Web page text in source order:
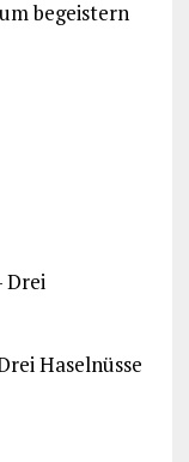
begeistern
Drei
Haselnüsse